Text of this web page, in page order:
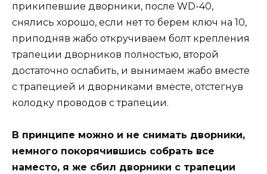
прикипевшие дворники, после WD-40,
снялись хорошо, если нет то берем ключ на 10,
приподняв жабо откручиваем болт крепления
трапеции дворников полностью, второй
достаточно ослабить, и вынимаем жабо вместе
с трапецией и дворниками вместе, отстегнув
колодку проводов с трапеции.
В принципе можно и не снимать дворники,
немного покорячившись собрать все
наместо, я же сбил дворники с трапеции